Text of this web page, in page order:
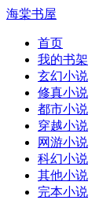
海棠书屋
首页
我的书架
玄幻小说
修真小说
都市小说
穿越小说
网游小说
科幻小说
其他小说
完本小说